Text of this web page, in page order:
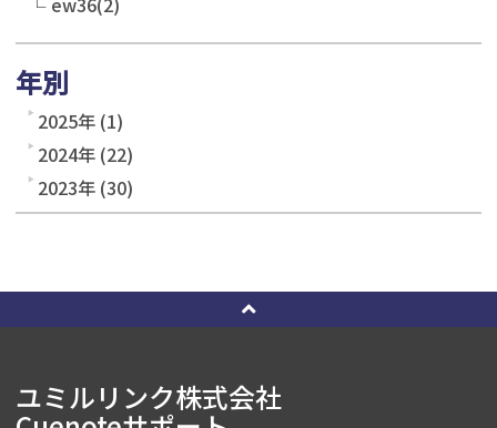
年別
2025年 (1)
2024年 (22)
2023年 (30)
ユミルリンク株式会社